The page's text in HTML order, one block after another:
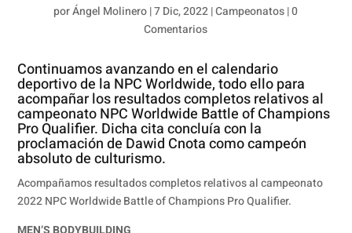
porÁngel Molinero|7 Dic, 2022|Campeonatos|0
Comentarios
Continuamos avanzando en el calendario
deportivo de la NPC Worldwide, todo ello para
acompañar los resultados completos relativos al
campeonato NPC Worldwide Battle of Champions
Pro Qualifier. Dicha cita concluía con la
proclamación de Dawid Cnota como campeón
absoluto de culturismo.
Acompañamos resultados completos relativos al campeonato
2022 NPC Worldwide Battle of Champions Pro Qualifier.